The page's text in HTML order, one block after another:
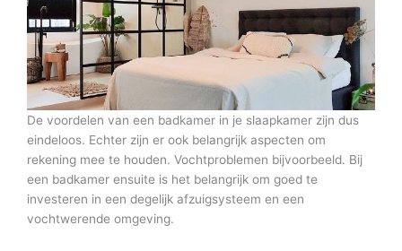
De voordelen van een badkamer in je slaapkamer zijn dus
eindeloos. Echter zijn er ook belangrijk aspecten om
rekening mee te houden. Vochtproblemen bijvoorbeeld. Bij
een badkamer ensuite is het belangrijk om goed te
investeren in een degelijk afzuigsysteem en een
vochtwerende omgeving.